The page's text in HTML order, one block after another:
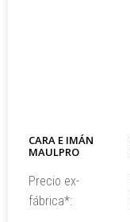
CARA E IMÁN
MAULPRO
Precio ex-
fábrica*: